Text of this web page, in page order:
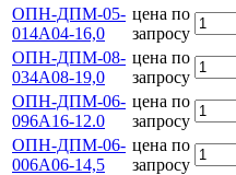
ОПН-ДПМ-05-
014А04-16,0
цена по
запросу
ОПН-ДПМ-08-
034А08-19,0
цена по
запросу
ОПН-ДПМ-06-
096А16-12.0
цена по
запросу
ОПН-ДПМ-06-
006А06-14,5
цена по
запросу